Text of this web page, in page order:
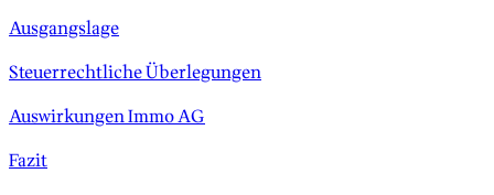
Ausgangslage
Steuerrechtliche Überlegungen
Auswirkungen Immo AG
Fazit